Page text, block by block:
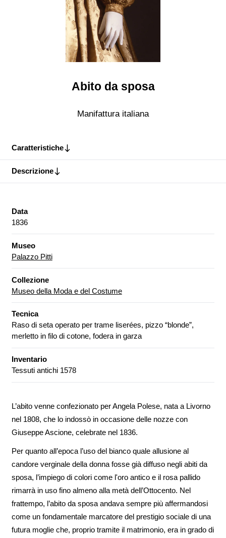
Abito da sposa
Manifattura italiana
Caratteristiche
Descrizione
Data
1836
Museo
Palazzo Pitti
Collezione
Museo della Moda e del Costume
Tecnica
Raso di seta operato per trame liserées, pizzo “blonde”,
merletto in filo di cotone, fodera in garza
Inventario
Tessuti antichi 1578
L’abito venne confezionato per Angela Polese, nata a Livorno
nel 1808, che lo indossò in occasione delle nozze con
Giuseppe Ascione, celebrate nel 1836.
Per quanto all’epoca l’uso del bianco quale allusione al
candore verginale della donna fosse già diffuso negli abiti da
sposa, l’impiego di colori come l'oro antico e il rosa pallido
rimarrà in uso fino almeno alla metà dell’Ottocento. Nel
frattempo, l’abito da sposa andava sempre più affermandosi
come un fondamentale marcatore del prestigio sociale di una
futura moglie che, proprio tramite il matrimonio, era in grado di